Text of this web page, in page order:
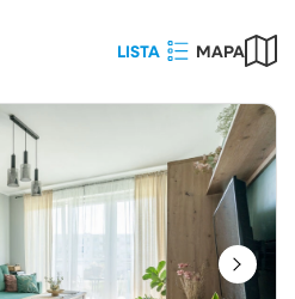
LISTA MAPA